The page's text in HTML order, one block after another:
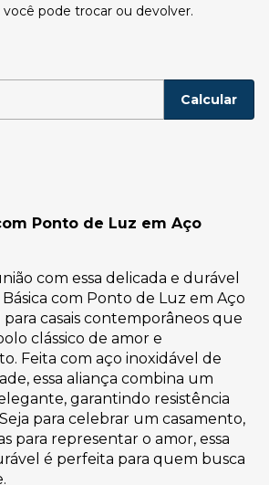
você pode trocar ou devolver.
Calcular
Ponto de Luz em Aço
com essa delicada e durável
Básica com Ponto de Luz em Aço
casais contemporâneos que
clássico de amor e
Feita com aço inoxidável de
essa aliança combina um
garantindo resistência
para celebrar um casamento,
para representar o amor, essa
é perfeita para quem busca